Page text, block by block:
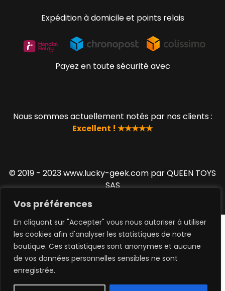
Vos préférences
En cliquant sur "Accepter" vous nous autoriser à utiliser
les cookies afin d'analyser les statistiques de notre
boutique. Ces statistiques sont anonymes et aucune
de vos données personnelles sensibles ne sont
enregistrée.
Expédition à domicile et points relais
Payez en toute sécurité avec
Nous sommes actuellement notés par nos clients :
Excellent ! ★★★★★
© 2019 - 2023 www.lucky-geek.com par QUEEN TOYS
SAS
0